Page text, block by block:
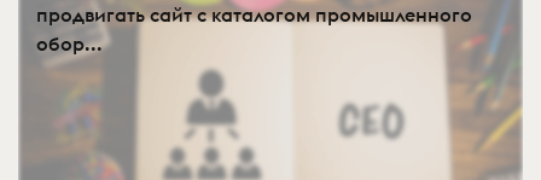
продвигать сайт с каталогом промышленного
обор...